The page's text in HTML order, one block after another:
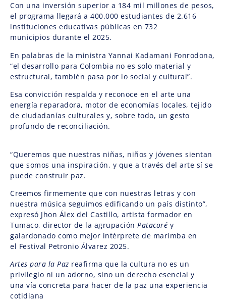
Con una inversión superior a 184 mil millones de pesos,
el programa llegará a 400.000 estudiantes de 2.616
instituciones educativas públicas en 732
municipios durante el 2025.
En palabras de la ministra Yannai Kadamani Fonrodona,
“el desarrollo para Colombia no es solo material y
estructural, también pasa por lo social y cultural”.
Esa convicción respalda y reconoce en el arte una
energía reparadora, motor de economías locales, tejido
de ciudadanías culturales y, sobre todo, un gesto
profundo de reconciliación.
“Queremos que nuestras niñas, niños y jóvenes sientan
que somos una inspiración, y que a través del arte sí se
puede construir paz.
Creemos firmemente que con nuestras letras y con
nuestra música seguimos edificando un país distinto”,
expresó Jhon Álex del Castillo, artista formador en
Tumaco, director de la agrupación Patacoré y
galardonado como mejor intérprete de marimba en
el Festival Petronio Álvarez 2025.
Artes para la Paz reafirma que la cultura no es un
privilegio ni un adorno, sino un derecho esencial y
una vía concreta para hacer de la paz una experiencia
cotidiana